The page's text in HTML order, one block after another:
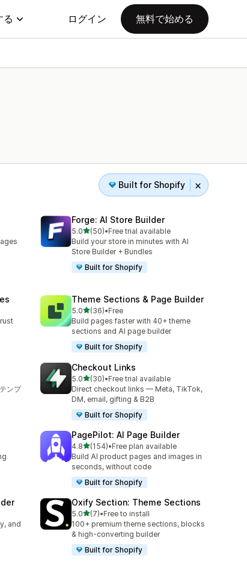
る ログイン 無料で始める
Built for Shopify
Forge: AI Store Builder
5.05つ星中
(50)
合計レビュー数：50件
•Free trial available
Build your store in minutes with AI
Store Builder + Bundles
Built for Shopify
Theme Sections & Page Builder
5.05つ星中
(36)
合計レビュー数：36件
•Free
Build pages faster with 40+ theme
sections and AI page builder
Built for Shopify
ンプ
Checkout Links
5.05つ星中
(30)
合計レビュー数：30件
•Free trial available
Direct checkout links — Meta, TikTok,
DM, email, gifting & B2B
Built for Shopify
PagePilot: AI Page Builder
4.85つ星中
(154)
合計レビュー数：154件
•Free plan available
Build AI product pages and images in
seconds, without code
Built for Shopify
and
Oxify Section: Theme Sections
5.05つ星中
(7)
合計レビュー数：7件
•Free to install
100+ premium theme sections, blocks
& high-converting builder
Built for Shopify